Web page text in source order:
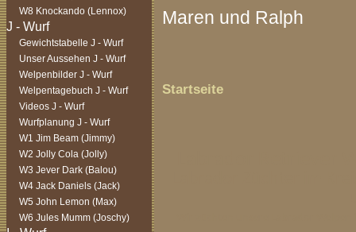
W8 Knockando (Lennox)
Gewichtstabelle J - Wurf
Unser Aussehen J - Wurf
Welpenbilder J - Wurf
Welpentagebuch J - Wurf
Videos J - Wurf
Wurfplanung J - Wurf
W1 Jim Beam (Jimmy)
W2 Jolly Cola (Jolly)
W3 Jever Dark (Balou)
W4 Jack Daniels (Jack)
W5 John Lemon (Max)
W6 Jules Mumm (Joschy)
Maren und Ralph
Startseite